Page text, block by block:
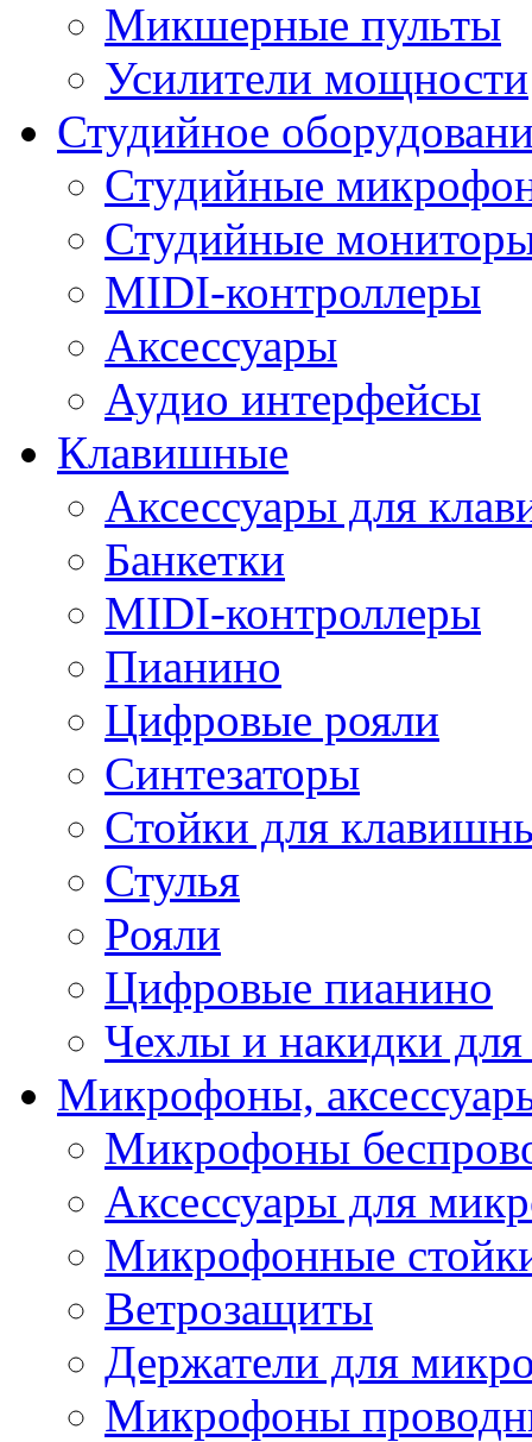
Микшерные пульты
Усилители мощности
Студийное
Студийные
Студийные
MIDI-контроллеры
Аксессуары
Аудио интерфейсы
Клавишные
Аксессуары для
Банкетки
MIDI-контроллеры
Пианино
Цифровые рояли
Синтезаторы
Стойки для
Стулья
Рояли
Цифровые пианино
Чехлы и накидки
Микрофоны,
Микрофоны
Аксессуары для
Микрофонные
Ветрозащиты
Держатели для
Микрофоны